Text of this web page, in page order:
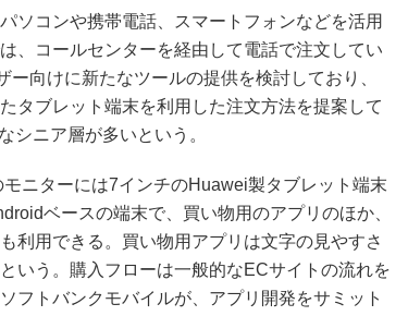
ソコンや携帯電話、スマートフォンなどを活用
、コールセンターを経由して電話で注文してい
向けに新たなツールの提供を検討しており、
タブレット端末を利用した注文方法を提案して
シニア層が多いという。
ニターには7インチのHuawei製タブレット端末
ベースの端末で、買い物用のアプリのほか、
利用できる。買い物用アプリは文字の見やすさ
いう。購入フローは一般的なECサイトの流れを
フトバンクモバイルが、アプリ開発をサミット